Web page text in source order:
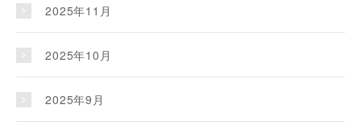
2025年11月
2025年10月
2025年9月